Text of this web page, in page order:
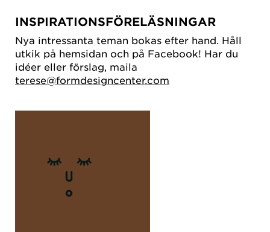
INSPIRATIONSFÖRELÄSNINGAR
Nya intressanta teman bokas efter hand. Håll
utkik på hemsidan och på Facebook! Har du
idéer eller förslag, maila
terese@formdesigncenter.com